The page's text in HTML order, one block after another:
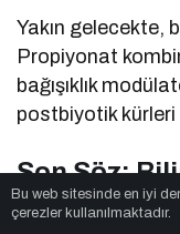
Yakın gelecekte,
Propiyonat
bağışıklık
postbiyotik kürleri
Son Söz:
de!
Bu web sitesinde en iyi
çerezler kullanılmaktadır.